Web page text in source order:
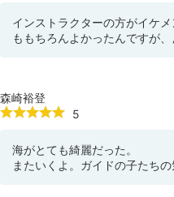
インストラクターの方がイケ
ももちろんよかったんですが、
森崎裕登
5
海がとても綺麗だった。
またいくよ。ガイドの子たちの